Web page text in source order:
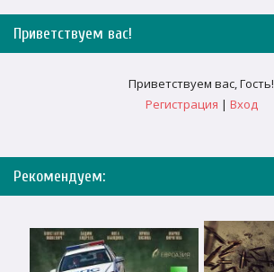
Приветствуем вас!
Приветствуем вас,Гость!
Регистрация | Вход
Рекомендуем: